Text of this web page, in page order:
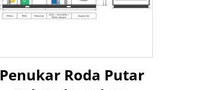
Penukar Roda Putar